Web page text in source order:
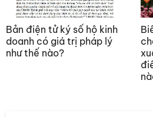
Bản điện tử ký số hộ kinh
doanh có giá trị pháp lý
như thế nào?